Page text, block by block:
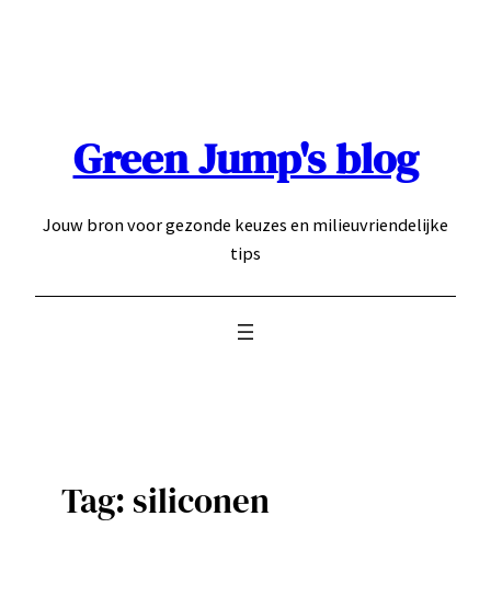
Green Jump's blog
Jouw bron voor gezonde keuzes en milieuvriendelijke
tips
Tag: siliconen